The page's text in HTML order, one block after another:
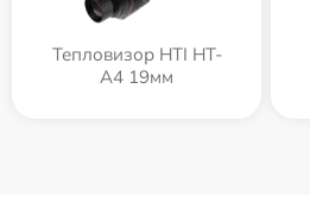
Тепловизор HTI HT-
A4 19мм